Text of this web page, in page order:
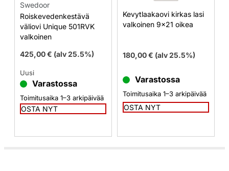
Swedoor
Roiskevedenkestävä
väliovi Unique 501RVK
valkoinen
425,00€ (alv 25.5%)
Uusi
Varastossa
Toimitusaika 1–3 arkipäivää
OSTA NYT
Kevytlaakaovi kirkas lasi
valkoinen 9×21 oikea
180,00€ (alv 25.5%)
Varastossa
Toimitusaika 1–3 arkipäivää
OSTA NYT